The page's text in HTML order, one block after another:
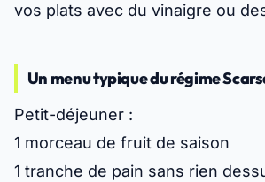
vos plats avec du vinaigre ou
Un menu typique du régime
Petit-déjeuner :
1 morceau de fruit de saison
1 tranche de pain sans rien